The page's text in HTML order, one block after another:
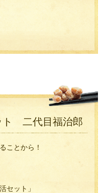
ト 二代目福治郎
ことから！
セット」